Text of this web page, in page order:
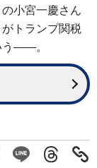
小宮一慶さん
トランプ関税
う――。